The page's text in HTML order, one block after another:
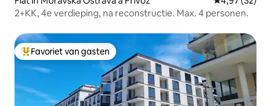
2+KK, 4e verdieping, na reconstructie. Max. 4 personen.
Topfavoriet van gasten
Favoriet van gasten